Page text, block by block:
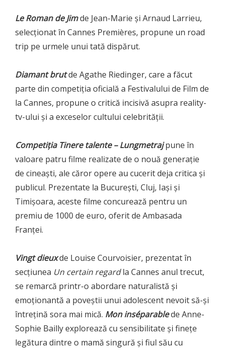
Le Roman de Jimde Jean-Marie și Arnaud Larrieu,
selecționat în Cannes Premières, propune un road
trip pe urmele unui tată dispărut.
Diamant brutde Agathe Riedinger, care a făcut
parte din competiția oficială a Festivalului de Film de
la Cannes, propune o critică incisivă asupra reality-
tv-ului și a exceselor cultului celebrității.
Competiția Tinere talente – Lungmetraj pune în
valoare patru filme realizate de o nouă generație
de cineaști, ale căror opere au cucerit deja critica și
publicul. Prezentate la București, Cluj, Iași și
Timișoara, aceste filme concurează pentru un
premiu de 1000 de euro, oferit de Ambasada
Franței.
Vingt dieuxde Louise Courvoisier, prezentat în
secțiunea Un certain regardla Cannes anul trecut,
se remarcă printr-o abordare naturalistă și
emoționantă a poveștii unui adolescent nevoit să-și
întrețină sora mai mică. Mon inséparablede Anne-
Sophie Bailly explorează cu sensibilitate și finețe
legătura dintre o mamă singură și fiul său cu